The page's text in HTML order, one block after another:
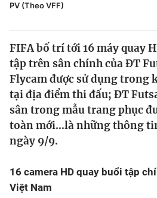
Chân dung
Sự kiện
Bóng đá
PV (Theo VFF)
FIFA bố trí tới 16 máy quay
tập trên sân chính của ĐT
Flycam được sử dụng trong
tại địa điểm thi đấu; ĐT
sân trong mẫu trang phục
toàn mới…là những thông
ngày 9/9.
16 camera HD quay buổi tập
Việt Nam